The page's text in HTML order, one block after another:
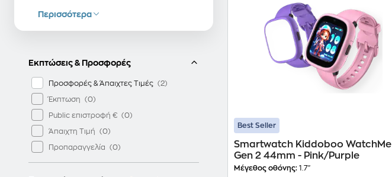
Amazfit
Περισσότερα
Εκπτώσεις & Προσφορές
Προσφορές & Άπαιχτες Τιμές
Έκπτωση
Public επιστροφή €
Άπαιχτη Τιμή
Προπαραγγελία
Best Seller
Smartwatch Kiddoboo WatchMe
Gen 2 44mm - Pink/Purple
Μέγεθος οθόνης: 1.7"